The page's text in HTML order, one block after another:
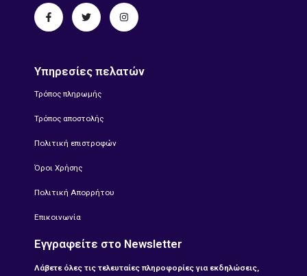
Υπηρεσίες πελατών
Τρόπος πληρωμής
Τρόπος αποστολής
Πολιτική επιστροφών
Όροι Χρήσης
Πολιτική Απορρήτου
Επικοινωνία
Εγγραφείτε στο Newsletter
Λάβετε όλες τις τελευταίες πληροφορίες για εκδηλώσεις,